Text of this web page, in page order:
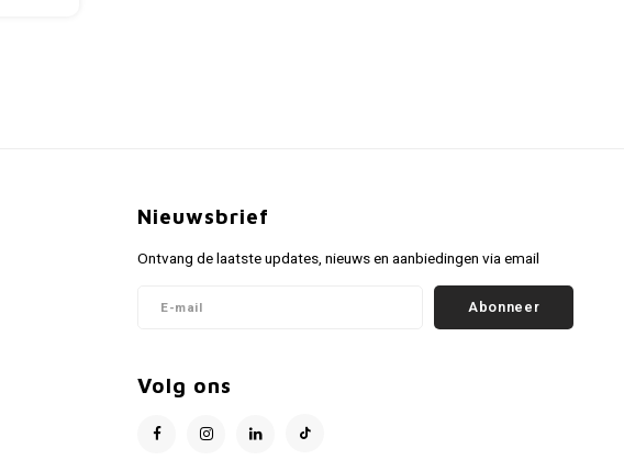
Nieuwsbrief
Ontvang de laatste updates, nieuws en aanbiedingen via email
Abonneer
Volg ons